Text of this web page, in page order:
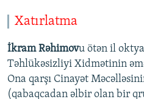
Xatırlatma
İkram Rəhimovu ötən il
Təhlükəsizliyi Xidmətinin
Ona qarşı Cinayət
(qabaqcadan əlbir olan bir